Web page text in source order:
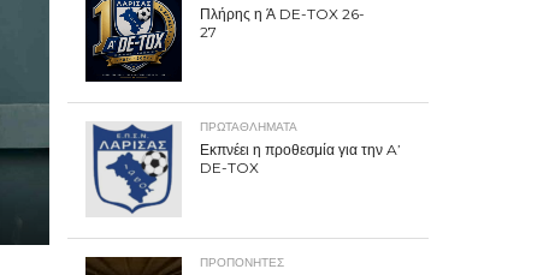
Πλήρης η Ά DE-TOX 26-
27
ΠΡΩΤΑΘΛΉΜΑΤΑ
Εκπνέει η προθεσμία για την A’
DE-TOX
ΠΡΟΠΟΝΗΤΈΣ